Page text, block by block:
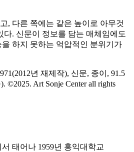
, 다른 쪽에는 같은 높이로 아무것
다. 신문이 정보를 담는 매체임에도
하지 못하는 억압적인 분위기가
년 재제작), 신문, 종이, 91.5
©2025. Art Sonje Center all rights
태어나 1959년 홍익대학교